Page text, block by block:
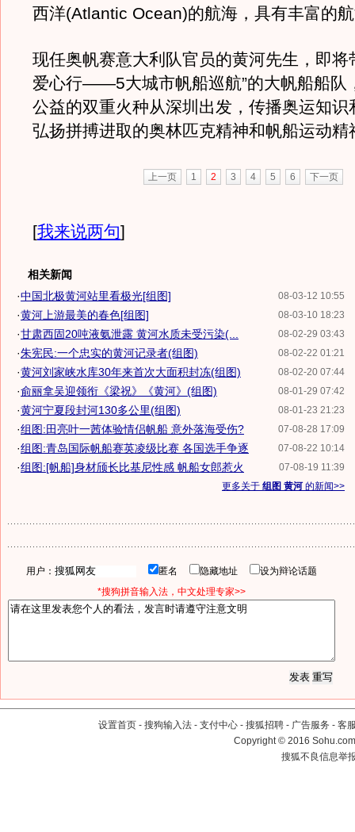
西洋(Atlantic Ocean)的航海，具有丰富的
现任奥帆赛意大利队官员的黄河先生，即将
爱心行——5大城市帆船巡航”的大帆船船队
公益的双重火种从深圳出发，传播奥运知识
弘扬拼搏进取的奥林匹克精神和帆船运动精
上一页 1 2 3 4 5 6 下一页
[我来说两句]
相关新闻
08-03-12 10:55
·中国北极黄河站里看极光[组图]
08-03-10 18:23
·黄河上游最美的春色[组图]
08-02-29 03:43
·甘肃西固20吨液氨泄露 黄河水质未受污染(...
08-02-22 01:21
·朱宪民:一个忠实的黄河记录者(组图)
08-02-20 07:44
·黄河刘家峡水库30年来首次大面积封冻(组图)
08-01-29 07:42
·俞丽拿吴迎领衔《梁祝》《黄河》(组图)
08-01-23 21:23
·黄河宁夏段封河130多公里(组图)
07-08-28 17:09
·组图:田亮叶一茜体验情侣帆船 意外落海受伤?
07-08-22 10:14
·组图:青岛国际帆船赛英凌级比赛 各国选手争逐
07-08-19 11:39
·组图:[帆船]身材颀长比基尼性感 帆船女郎惹火
更多关于 组图 黄河的新闻>>
用户： 匿名 隐藏地址
设为辩论话题
*搜狗拼音输入法，中文处理专家>>
设置首页 - 搜狗输入法 - 支付中心 - 搜狐招聘 - 广告服务 - 客
Copyright©2016
搜狐不良信息举